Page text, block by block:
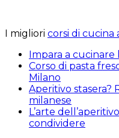
I migliori corsi di cucina
Impara a
Corso di pasta
Milano
Aperitivo stasera?
milanese
L’arte
condividere